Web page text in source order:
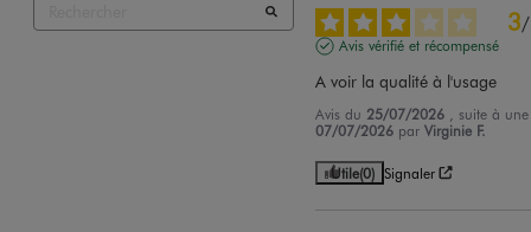
3/
Avis vérifié et récompensé
A voir la qualité à l'usage
Avis du 25/07/2026
, suite à
07/07/2026 parVirginie F.
Utile(0) Signaler